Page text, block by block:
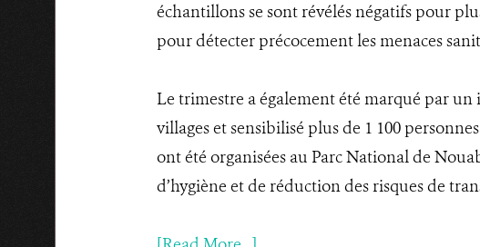
échantillons se sont révélés négatifs pour
pour détecter précocement les menaces
Le trimestre a également été marqué par
villages et sensibilisé plus de 1 100
ont été organisées au Parc National de
d’hygiène et de réduction des risques de